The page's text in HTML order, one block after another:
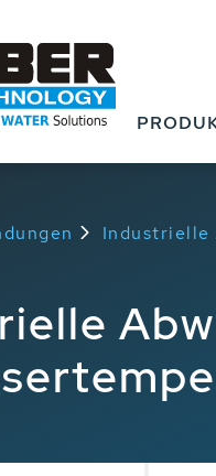
Industrielle